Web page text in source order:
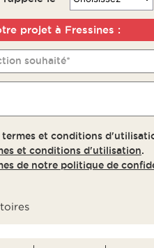
A propos de votre projet à Fressines :
souhaité*
termes et conditions
et conditions d'utilisation.
de notre politique de